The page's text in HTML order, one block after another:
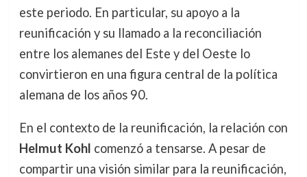
este periodo. En particular, su apoyo a la
reunificación y su llamado a la reconciliación
entre los alemanes del Este y del Oeste lo
convirtieron en una figura central de la política
alemana de los años 90.
En el contexto de la reunificación, la relación con
Helmut Kohl comenzó a tensarse. A pesar de
compartir una visión similar para la reunificación,